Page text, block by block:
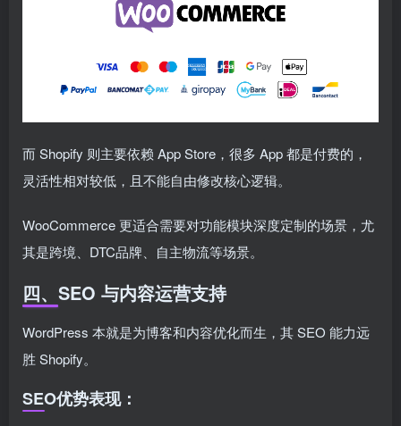
而 Shopify 则主要依赖 App Store，很多 App 都是付费的，
灵活性相对较低，且不能自由修改核心逻辑。
WooCommerce 更适合需要对功能模块深度定制的场景，尤
其是跨境、DTC品牌、自主物流等场景。
四、SEO 与内容运营支持
WordPress 本就是为博客和内容优化而生，其 SEO 能力远
胜 Shopify。
SEO优势表现：